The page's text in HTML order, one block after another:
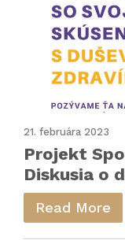
21. februára 2023
Projekt
Diskusia o
Read More